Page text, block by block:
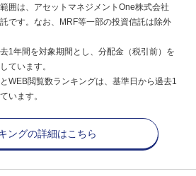
囲は、アセットマネジメントOne株式会社
です。なお、MRF等一部の投資信託は除外
1年間を対象期間とし、分配金（税引前）を
ています。
WEB閲覧数ランキングは、基準日から過去1
います。
ングの詳細はこちら